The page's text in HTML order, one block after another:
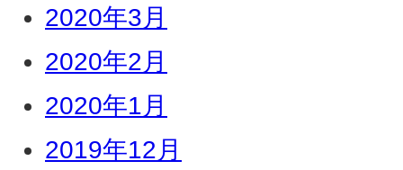
2020年3月
2020年2月
2020年1月
2019年12月